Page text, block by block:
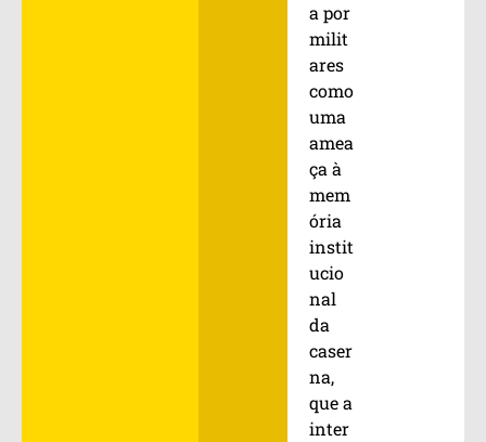
a por
milit
ares
como
uma
amea
ça à
mem
ória
instit
ucio
nal
da
caser
na,
que a
inter